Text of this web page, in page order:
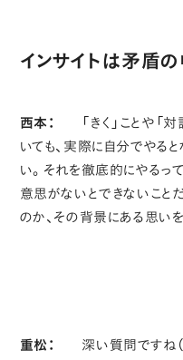
インサイトは矛盾
西本：
「きく」ことや「
いても、実際に自分でやる
い。それを徹底的にやるっ
意思がないとできないこと
のか、その背景にある思い
重松：
深い質問ですね（